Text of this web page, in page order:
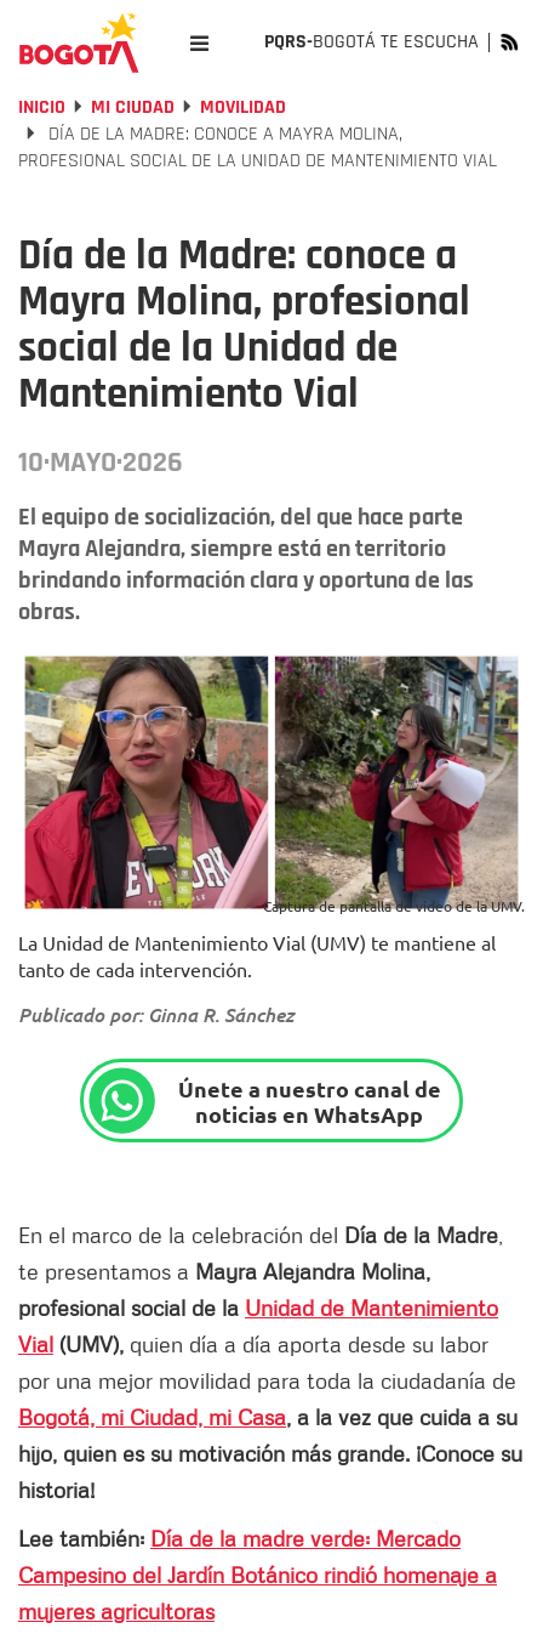
PQRS-BOGOTÁ TE ESCUCHA
INICIO MI CIUDAD
MOVILIDAD
DÍA DE LA MADRE: CONOCE A MAYRA MOLINA,
PROFESIONAL SOCIAL DE LA UNIDAD DE MANTENIMIENTO VIAL
Día de la Madre: conoce a
Mayra Molina, profesional
social de la Unidad de
Mantenimiento Vial
10·MAYO·2026
El equipo de socialización, del que hace parte
Mayra Alejandra, siempre está en territorio
brindando información clara y oportuna de las
obras.
Captura de pantalla de video de la UMV.
La Unidad de Mantenimiento Vial (UMV) te mantiene al
tanto de cada intervención.
Publicado por: Ginna R. Sánchez
Únete a nuestro canal de
noticias en WhatsApp
En el marco de la celebración del Día de la Madre
te presentamos a Mayra Alejandra Molina,
profesional social de la Unidad de Mantenimiento
Vial (UMV), quien día a día aporta desde su labor
por una mejor movilidad para toda la ciudadanía de
Bogotá, mi Ciudad, mi Casa, a la vez que cuida a su
hijo, quien es su motivación más grande. ¡Conoce su
historia!
Lee también: Día de la madre verde: Mercado
Campesino del Jardín Botánico rindió homenaje a
mujeres agricultoras